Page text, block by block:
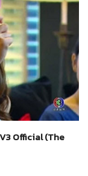
อุตลุด
Official (The